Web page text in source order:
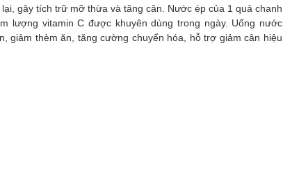
gây tích trữ mỡ thừa và tăng cân. Nước ép của 1 quả chanh
lượng vitamin C được khuyên dùng trong ngày. Uống nước
giảm thèm ăn, tăng cường chuyển hóa, hỗ trợ giảm cân hiệu